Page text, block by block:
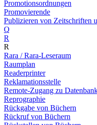
Promotionsordnungen
Promovierende
Publizieren von Zeitschriften
Q
R
R
Rara / Rara-Leseraum
Raumplan
Readerprinter
Reklamationsstelle
Remote-Zugang zu
Reprographie
Rückgabe von Büchern
Rückruf von Büchern